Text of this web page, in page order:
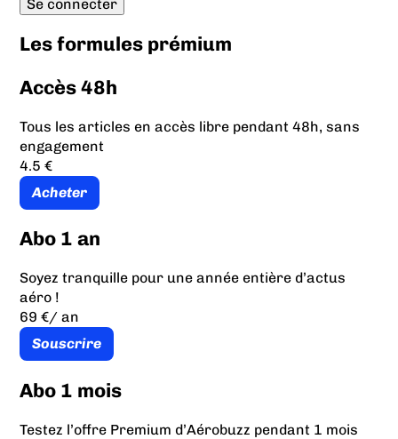
Les formules prémium
Accès 48h
Tous les articles en accès libre pendant 48h, sans
engagement
4.5 €
Acheter
Abo 1 an
Soyez tranquille pour une année entière d’actus
aéro !
69 €/ an
Souscrire
Abo 1 mois
Testez l’offre Premium d’Aérobuzz pendant 1 mois